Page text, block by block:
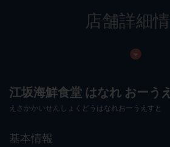
店舗詳細
江坂海鮮食堂 はなれ おーう
えさかかいせんしょくどうはなれおーうえすと
基本情報